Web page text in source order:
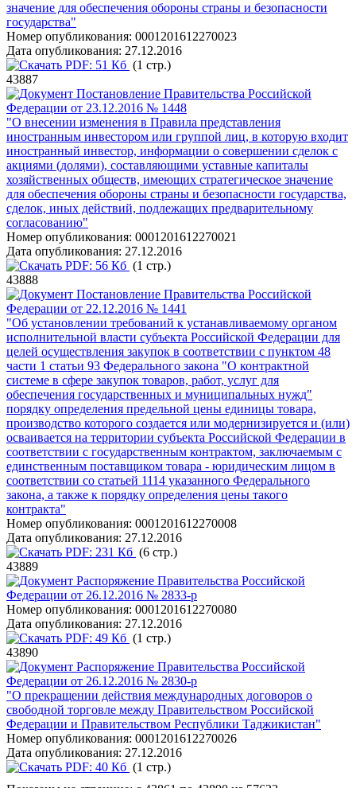
значение для обеспечения обороны страны и безопасности
государства"
Номер опубликования: 0001201612270023
Дата опубликования: 27.12.2016
PDF: 51 Кб (1 стр.)
43887
Постановление Правительства Российской
Федерации от 23.12.2016 № 1448
"О внесении изменения в Правила представления
иностранным инвестором или группой лиц, в которую входит
иностранный инвестор, информации о совершении сделок с
акциями (долями), составляющими уставные капиталы
хозяйственных обществ, имеющих стратегическое значение
для обеспечения обороны страны и безопасности государства,
сделок, иных действий, подлежащих предварительному
согласованию"
Номер опубликования: 0001201612270021
Дата опубликования: 27.12.2016
PDF: 56 Кб (1 стр.)
43888
Постановление Правительства Российской
Федерации от 22.12.2016 № 1441
"Об установлении требований к устанавливаемому органом
исполнительной власти субъекта Российской Федерации для
целей осуществления закупок в соответствии с пунктом 48
части 1 статьи 93 Федерального закона "О контрактной
системе в сфере закупок товаров, работ, услуг для
обеспечения государственных и муниципальных нужд"
порядку определения предельной цены единицы товара,
производство которого создается или модернизируется и (или)
осваивается на территории субъекта Российской Федерации в
соответствии с государственным контрактом, заключаемым с
единственным поставщиком товара - юридическим лицом в
соответствии со статьей 1114 указанного Федерального
закона, а также к порядку определения цены такого
контракта"
Номер опубликования: 0001201612270008
Дата опубликования: 27.12.2016
PDF: 231 Кб (6 стр.)
43889
Распоряжение Правительства Российской
Федерации от 26.12.2016 № 2833-р
Номер опубликования: 0001201612270080
Дата опубликования: 27.12.2016
PDF: 49 Кб (1 стр.)
43890
Распоряжение Правительства Российской
Федерации от 26.12.2016 № 2830-р
"О прекращении действия международных договоров о
свободной торговле между Правительством Российской
Федерации и Правительством Республики Таджикистан"
Номер опубликования: 0001201612270026
Дата опубликования: 27.12.2016
PDF: 40 Кб (1 стр.)